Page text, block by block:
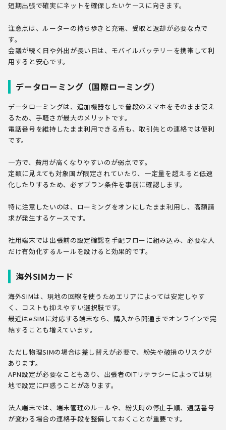
短期出張で確実にネットを確保したいケースに向きます。
注意点は、ルーターの持ち歩きと充電、受取と返却が必要な点で
す。
会議が続く日や外出が長い日は、モバイルバッテリーを携帯して利
用すると安心です。
データローミング（国際ローミング）
データローミングは、追加機器なしで普段のスマホをそのまま使え
るため、手軽さが最大のメリットです。
電話番号を維持したまま利用できる点も、取引先との連絡では便利
です。
一方で、費用が高くなりやすいのが弱点です。
定額に見えても対象国が限定されていたり、一定量を超えると低速
化したりするため、必ずプラン条件を事前に確認します。
特に注意したいのは、ローミングをオンにしたまま利用し、高額請
求が発生するケースです。
社用端末では出張前の設定確認を手配フローに組み込み、必要な人
だけ有効化するルールを設けると効果的です。
海外SIMカード
海外SIMは、現地の回線を使うためエリアによっては安定しやす
く、コストも抑えやすい選択肢です。
最近はeSIMに対応する端末なら、購入から開通までオンラインで完
結することも増えています。
ただし物理SIMの場合は差し替えが必要で、紛失や破損のリスクが
あります。
APN設定が必要なこともあり、出張者のITリテラシーによっては現
地で設定に戸惑うことがあります。
法人端末では、端末管理のルールや、紛失時の停止手順、通話番号
が変わる場合の連絡手段を整備しておくことが重要です。